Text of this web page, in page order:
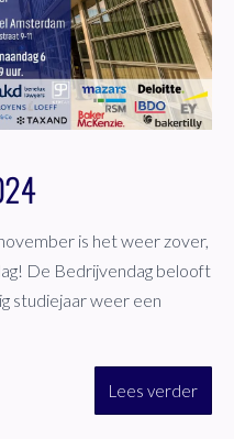
is het weer zover,
De Bedrijvendag belooft
studiejaar weer een
Lees verder